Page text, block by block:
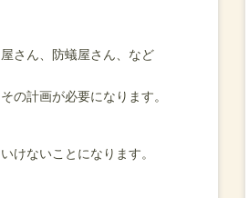
さん、防蟻屋さん、など
の計画が必要になります。
けないことになります。